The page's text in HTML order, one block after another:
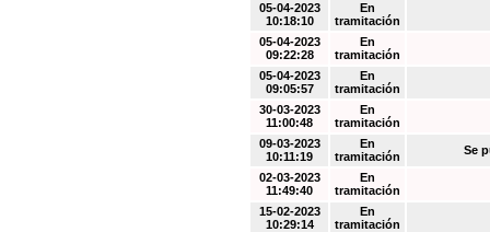
05-04-2023
10:18:10
En
tramitación
05-04-2023
09:22:28
En
tramitación
05-04-2023
09:05:57
En
tramitación
30-03-2023
11:00:48
En
tramitación
09-03-2023
10:11:19
En
tramitación
Se
02-03-2023
11:49:40
En
tramitación
15-02-2023
10:29:14
En
tramitación